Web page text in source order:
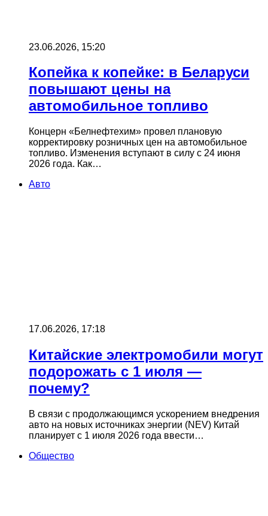
23.06.2026, 15:20
Копейка к копейке: в Беларуси
повышают цены на
автомобильное топливо
Концерн «Белнефтехим» провел плановую
корректировку розничных цен на автомобильное
топливо. Изменения вступают в силу с 24 июня
2026 года. Как…
Авто
17.06.2026, 17:18
Китайские электромобили могут
подорожать с 1 июля —
почему?
В связи с продолжающимся ускорением внедрения
авто на новых источниках энергии (NEV) Китай
планирует с 1 июля 2026 года ввести…
Общество